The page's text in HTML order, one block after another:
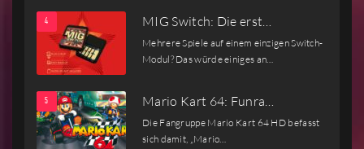
MIG Switch: Die erst…
Mehrere Spiele auf einem einzigen Switch-
Modul? Das würde einiges an…
Mario Kart 64: Funra…
Die Fangruppe Mario Kart 64 HD befasst
sich damit, „Mario…